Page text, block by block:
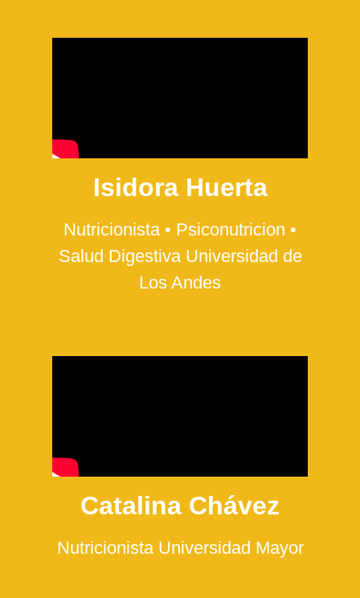
Isidora Huerta
Nutricionista • Psiconutricion •
Salud Digestiva Universidad de
Los Andes
Catalina Chávez
Nutricionista Universidad Mayor